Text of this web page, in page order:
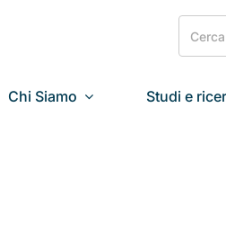
for:
Chi Siamo Studi e